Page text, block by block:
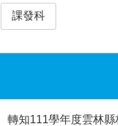
課發科
轉知111學年度雲林